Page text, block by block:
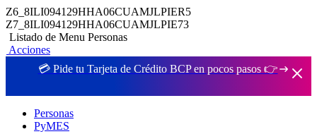
Z6_8ILI094129HHA06CUAMJLPIER5
Z7_8ILI094129HHA06CUAMJLPIE73
Listado de Menu Personas
Acciones
💳 Pide tu Tarjeta de Crédito BCP en pocos pasos 👉
Personas
PyMES